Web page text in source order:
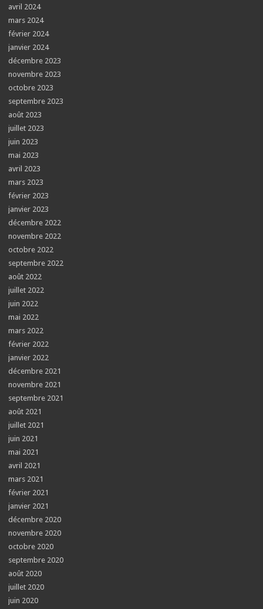
avril 2024
mars 2024
février 2024
janvier 2024
décembre 2023
novembre 2023
octobre 2023
septembre 2023
août 2023
juillet 2023
juin 2023
mai 2023
avril 2023
mars 2023
février 2023
janvier 2023
décembre 2022
novembre 2022
octobre 2022
septembre 2022
août 2022
juillet 2022
juin 2022
mai 2022
mars 2022
février 2022
janvier 2022
décembre 2021
novembre 2021
septembre 2021
août 2021
juillet 2021
juin 2021
mai 2021
avril 2021
mars 2021
février 2021
janvier 2021
décembre 2020
novembre 2020
octobre 2020
septembre 2020
août 2020
juillet 2020
juin 2020